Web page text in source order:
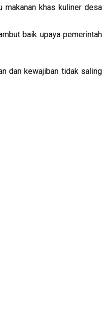
makanan khas kuliner desa
baik upaya pemerintah
dan kewajiban tidak saling